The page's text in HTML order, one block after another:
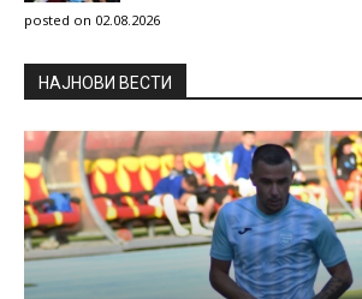
posted on 02.08.2026
НAЈНОВИ ВЕСТИ